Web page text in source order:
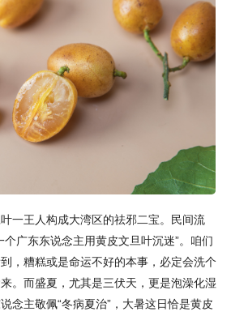
一王人构成大湾区的祛邪二宝。民间流
个广东东说念主用黄皮文旦叶沉迷”。咱们
，糟糕或是命运不好的本事，必定会洗个
。而盛夏，尤其是三伏天，更是泡澡化湿
念主敬佩“冬病夏治”，大暑这日恰是黄皮